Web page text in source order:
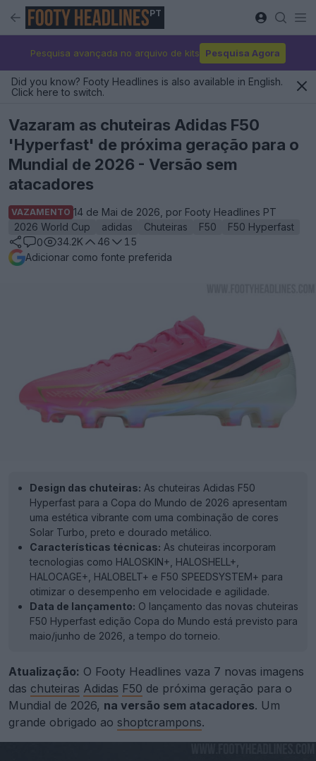
PT
Pesquisa avançada no arquivo de kits Pesquisa Agora
Did you know? Footy Headlines is also available in English.
Click here to switch.
Vazaram as chuteiras Adidas F50
'Hyperfast' de próxima geração para o
Mundial de 2026 - Versão sem
atacadores
VAZAMENTO 14 de Mai de 2026, por Footy Headlines PT
2026 World Cup
adidas Chuteiras F50
F50 Hyperfast
0
34.2K 46
15
Adicionar como fonte preferida
Design das chuteiras: As chuteiras Adidas F50
Hyperfast para a Copa do Mundo de 2026 apresentam
uma estética vibrante com uma combinação de cores
Solar Turbo, preto e dourado metálico.
Características técnicas: As chuteiras incorporam
tecnologias como HALOSKIN+, HALOSHELL+,
HALOCAGE+, HALOBELT+ e F50 SPEEDSYSTEM+ para
otimizar o desempenho em velocidade e agilidade.
Data de lançamento: O lançamento das novas chuteiras
F50 Hyperfast edição Copa do Mundo está previsto para
maio/junho de 2026, a tempo do torneio.
Atualização: O Footy Headlines vaza 7 novas imagens
das chuteiras Adidas F50 de próxima geração para o
Mundial de 2026, na versão sem atacadores. Um
grande obrigado ao shoptcrampons.